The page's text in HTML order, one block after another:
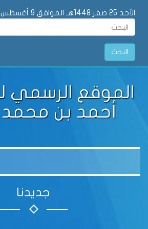
للشيخ أ.د.
الخليل
navigation